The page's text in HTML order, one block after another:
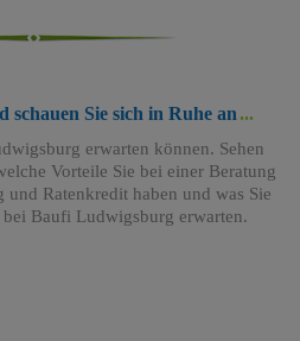
schauen Sie sich in Ruhe an
erwarten können. Sehen
Vorteile Sie bei einer Beratung
Ratenkredit haben und was Sie
Baufi Ludwigsburg erwarten.